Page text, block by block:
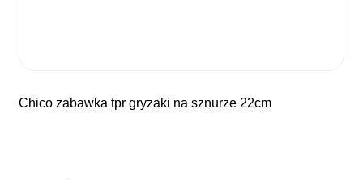
chico zabawka tpr gryzaki na sznurze 22cm